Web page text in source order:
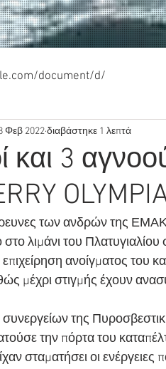
document/d/
και 3
Φεβ 2022διαβάστηκε 1 λεπτά
των ανδρών της
λιμάνι του
επιχείρηση ανοίγματος
μέχρι στιγμής έχουν
συνεργείων της
την πόρτα του
σταματήσει οι ενέργειες